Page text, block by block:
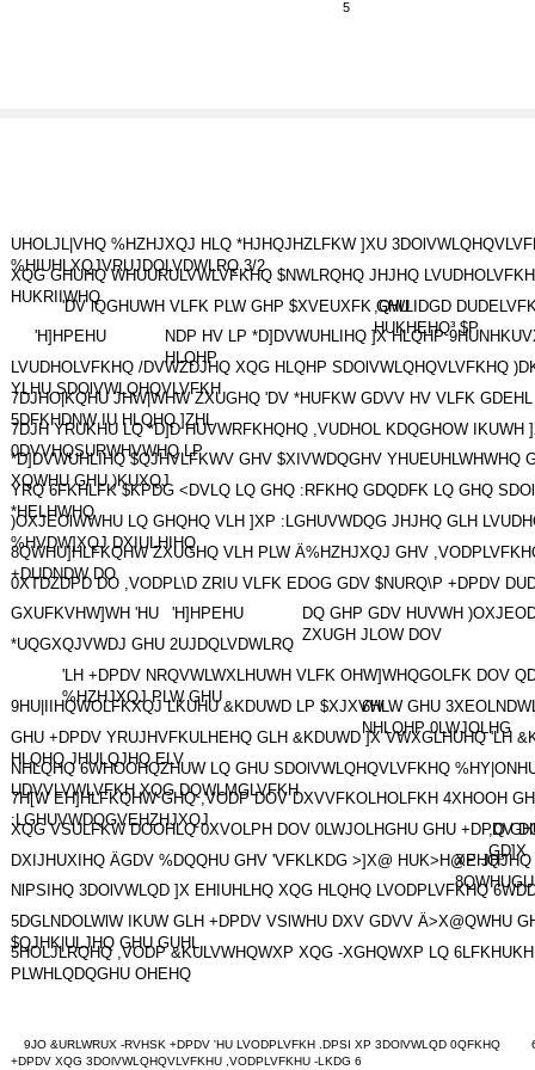
5
UHOLJL|VHQ %HZHJXQJ HLQ *HJHQJHZLFKW ]XU
%HIUHLXQJVRUJDQLVDWLRQ 3/2
XQG GHUHQ WHUURULVWLVFKHQ $NWLRQHQ JHJHQ
HUKRIIWHQ
'DV lQGHUWH VLFK PLW GHP $XVEUXFK GHU,QWLIDGD
HUKHEHQ³ $P
'H]HPEHU
NDP HV LP *D]DVWUHLIHQ ]X HLQHP
HLQHP
LVUDHOLVFKHQ /DVWZDJHQ XQG HLQHP SDOlVWLQHQVLVFKHQ
YLHU SDOlVWLQHQVLVFKH
7DJHO|KQHU JHW|WHW ZXUGHQ 'DV *HUFKW GDVV HV VLFK
5DFKHDNW IU HLQHQ ]ZHL
7DJH YRUKHU LQ *D]D HUVWRFKHQHQ ,VUDHOL KDQGHOW IKUWH
0DVVHQSURWHVWHQ LP
*D]DVWUHLIHQ $QJHVLFKWV GHV $XIVWDQGHV YHUEUHLWHWHQ
XQWHU GHU )KUXQJ
YRQ 6FKHLFK $KPDG <DVLQ LQ GHQ :RFKHQ GDQDFK LQ GHQ
*HELHWHQ
)OXJEOlWWHU LQ GHQHQ VLH ]XP :LGHUVWDQG JHJHQ GLH
%HVDW]XQJ DXIULHIHQ
8QWHU]HLFKQHW ZXUGHQ VLH PLW Ä%HZHJXQJ GHV
+DUDNDW DO
0XTDZDPD DO ,VODPL\D ZRIU VLFK EDOG GDV $NURQ\P +DPDV
GXUFKVHW]WH 'HU
'H]HPEHU
DQ GHP GDV HUVWH
ZXUGH JLOW DOV
*UQGXQJVWDJ GHU 2UJDQLVDWLRQ
'LH +DPDV NRQVWLWXLHUWH VLFK OHW]WHQGOLFK DOV
%HZHJXQJ PLW GHU
9HU|IIHQWOLFKXQJ LKUHU &KDUWD LP $XJXVW6HLW GHU
NHLQHP 0LWJOLHG
GHU +DPDV YRUJHVFKULHEHQ GLH &KDUWD ]X VWXGLHUHQ 'LH
HLQHQ JHULQJHQ ELV
NHLQHQ 6WHOOHQZHUW LQ GHU SDOlVWLQHQVLVFKHQ
UDVVLVWLVFKH XQG DQWLMGLVFKH
7H[W EH]HLFKQHW GHQ ,VODP DOV DXVVFKOLHOLFKH 4XHOOH
:LGHUVWDQGVEHZHJXQJ
XQG VSULFKW DOOHLQ 0XVOLPH DOV 0LWJOLHGHU GHU +DPDV
,Q
GD]X
DXIJHUXIHQ ÄGDV %DQQHU GHV 'VFKLKDG >]X@ HUK>H@EHQ³
XP JHJHQ
NlPSIHQ 3DOlVWLQD ]X EHIUHLHQ XQG HLQHQ LVODPLVFKHQ
5DGLNDOLWlW IKUW GLH +DPDV VSlWHU DXV GDVV Ä>X@QWHU
$QJHK|ULJHQ GHU GUHL
5HOLJLRQHQ ,VODP &KULVWHQWXP XQG -XGHQWXP LQ
PLWHLQDQGHU OHEHQ
9JO &URLWRUX -RVHSK +DPDV 'HU LVODPLVFKH .DPSI XP 3DOlVWLQD 0QFKHQ
+DPDV XQG 3DOlVWLQHQVLVFKHU ,VODPLVFKHU -LKDG 6